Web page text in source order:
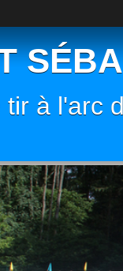
tir à l'arc